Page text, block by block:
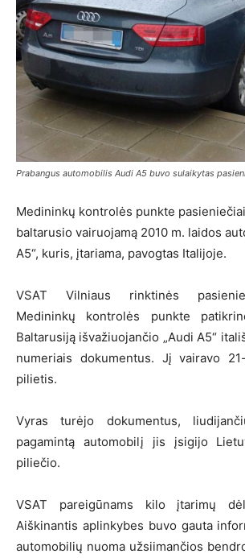
Prabangus automobilis Audi A5 buvo sulaikytas
Medininkų kontrolės punkte
baltarusio vairuojamą 2010 m. laidos
A5“, kuris, įtariama, pavogtas Italijoje.
VSAT Vilniaus rinktinės
Medininkų kontrolės punkte
Baltarusiją išvažiuojančio „Audi A5“
numeriais dokumentus. Jį vairavo
pilietis.
Vyras turėjo dokumentus,
pagamintą automobilį jis įsigijo
piliečio.
VSAT pareigūnams kilo įtarimų
Aiškinantis aplinkybes buvo gauta
automobilių nuoma užsiimančios